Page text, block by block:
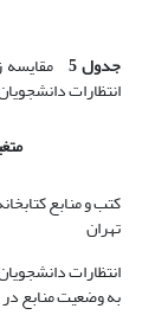
جدول 5 مقایسه
انتظارات
کتب و منابع
تهران
انتظارات
به وضعیت منابع